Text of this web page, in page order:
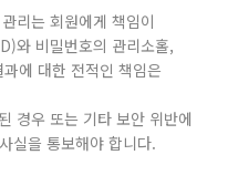
리는 회원에게 책임이
와 비밀번호의 관리소홀,
에 대한 전적인 책임은
경우 또는 기타 보안 위반에
실을 통보해야 합니다.